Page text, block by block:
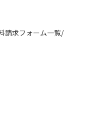
請求フォーム一覧/